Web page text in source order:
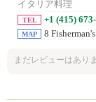
イタリア料理
TEL +1 (415)
MAP 8
まだレビューはあり